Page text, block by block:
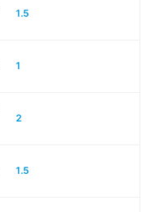
1.5
1
2
1.5